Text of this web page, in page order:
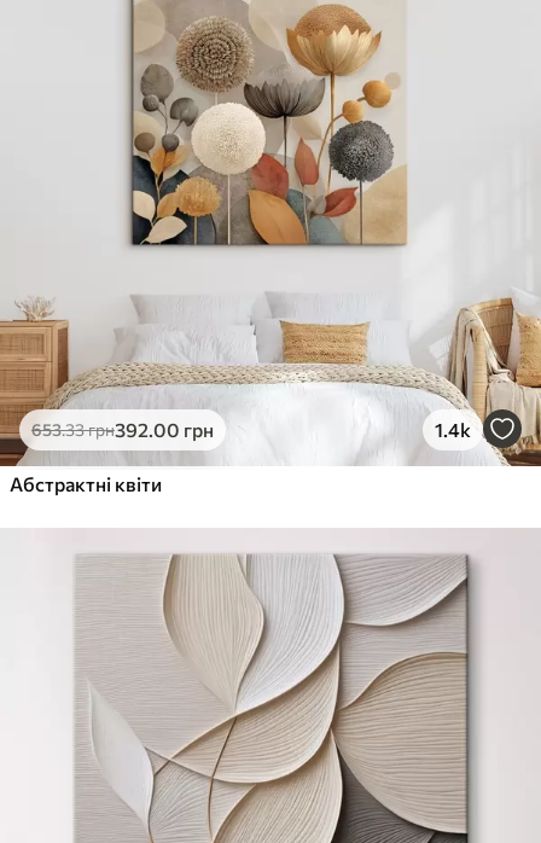
653.33грн392.00 грн 1.4k
Абстрактні квіти